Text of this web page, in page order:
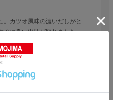
カツオ風味の濃いだしがと
ぐに良い出汁が取れました、